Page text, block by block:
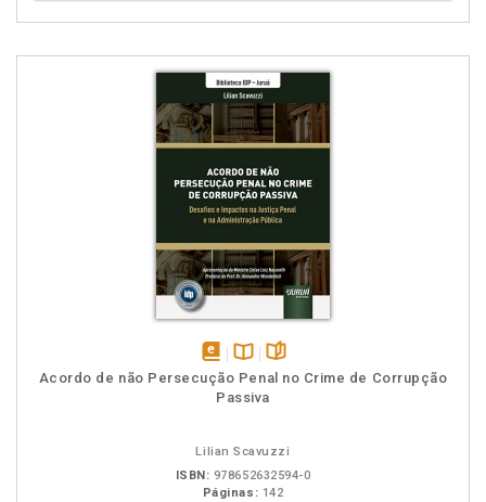
disponível
em
Disponível
na
páginas
Acordo de não Persecução Penal no Crime de Corrupção
Passiva
Lilian Scavuzzi
ISBN: 978652632594-0
Páginas: 142